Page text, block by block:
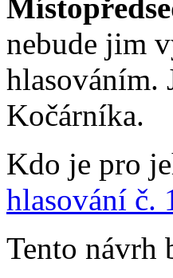
nebude jim
hlasováním.
Kočárníka.
Kdo je pro
hlasování č.
Tento návrh